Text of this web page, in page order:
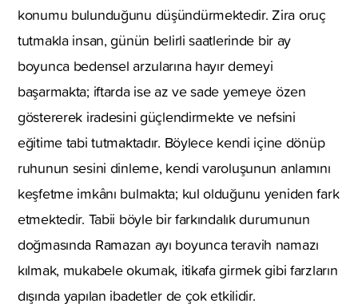
konumu bulunduğunu düşündürmektedir. Zira oruç
tutmakla insan, günün belirli saatlerinde bir ay
boyunca bedensel arzularına hayır demeyi
başarmakta; iftarda ise az ve sade yemeye özen
göstererek iradesini güçlendirmekte ve nefsini
eğitime tabi tutmaktadır. Böylece kendi içine dönüp
ruhunun sesini dinleme, kendi varoluşunun anlamını
keşfetme imkânı bulmakta; kul olduğunu yeniden fark
etmektedir. Tabii böyle bir farkındalık durumunun
doğmasında Ramazan ayı boyunca teravih namazı
kılmak, mukabele okumak, itikafa girmek gibi farzların
dışında yapılan ibadetler de çok etkilidir.